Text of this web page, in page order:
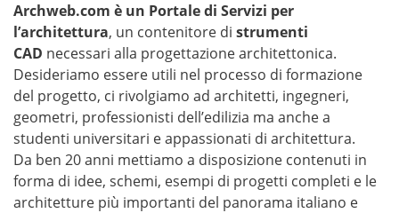
Archweb.com è un Portale di Servizi per
l’architettura, un contenitore di strumenti
CAD necessari alla progettazione architettonica.
Desideriamo essere utili nel processo di formazione
del progetto, ci rivolgiamo ad architetti, ingegneri,
geometri, professionisti dell’edilizia ma anche a
studenti universitari e appassionati di architettura.
Da ben 20 anni mettiamo a disposizione contenuti in
forma di idee, schemi, esempi di progetti completi e le
architetture più importanti del panorama italiano e